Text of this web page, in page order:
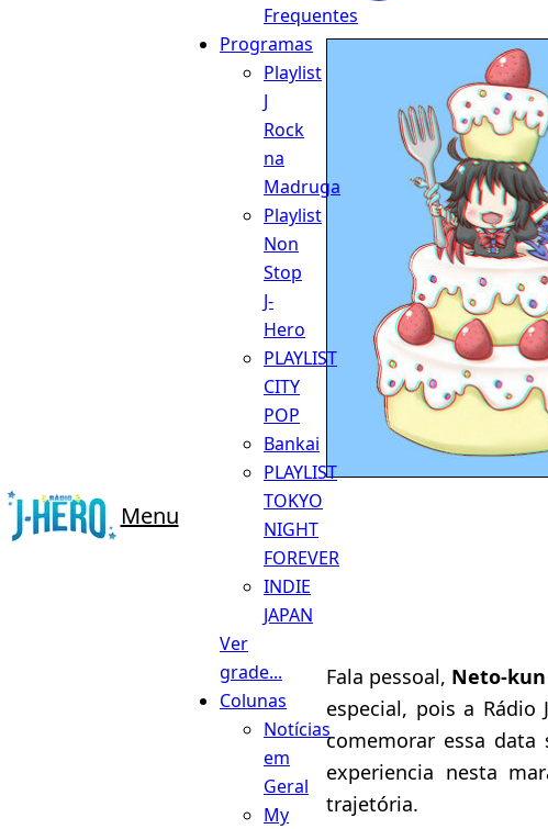
Menu
Frequentes
Programas
Playlist
J
Rock
na
Madruga
Playlist
Non
Stop
J-
Hero
PLAYLIST
CITY
POP
Bankai
PLAYLIST
TOKYO
NIGHT
FOREVER
INDIE
JAPAN
Ver
grade...
Colunas
Notícias
em
Geral
My
Fala pessoal, Neto-kun
especial, pois a
comemorar essa
experiencia nesta
trajetória.